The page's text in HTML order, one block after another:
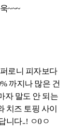
~~~
로니 피자보다
까지나 많은 건
자 말도 안 되는
치즈 토핑 사이
니다..! ㅇ0ㅇ